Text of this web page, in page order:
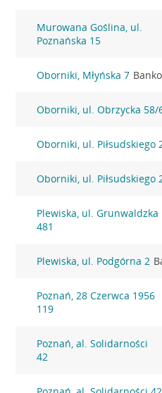
Murowana Goślina, ul.
Poznańska 15
Oborniki, Młyńska 7
Oborniki, ul. Obrzycka 58/
Oborniki, ul. Piłsudskiego
Oborniki, ul. Piłsudskiego
Plewiska, ul. Grunwaldzka
481
Plewiska, ul. Podgórna 2
Poznań, 28 Czerwca 1956
119
Poznań, al. Solidarności
42